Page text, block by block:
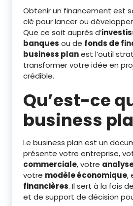
Obtenir un financement est
clé pour lancer ou
Que ce soit auprès d’
banques ou de fonds de
business planest l’outil
transformer votre idée en
crédible.
Qu’est-ce
business
Le business plan est un
présente votre entreprise,
commerciale, votre
votre modèle économique,
financières. Il sert à la fois
et de support de décision